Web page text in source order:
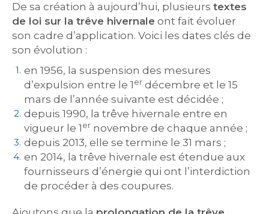
De sa création à aujourd’hui, plusieurs textes
de loi sur la trêve hivernale ont fait évoluer
son cadre d’application. Voici les dates clés de
son évolution :
en 1956, la suspension des mesures
d’expulsion entre le 1 er décembre et le 15
mars de l’année suivante est décidée ;
depuis 1990, la trêve hivernale entre en
vigueur le 1 er novembre de chaque année ;
depuis 2013, elle se termine le 31 mars ;
en 2014, la trêve hivernale est étendue aux
fournisseurs d’énergie qui ont l’interdiction
de procéder à des coupures.